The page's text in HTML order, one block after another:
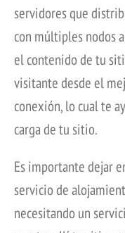
servidores que
con múltiples nodos
el contenido de tu
visitante desde el
conexión, lo cual te
carga de tu sitio.
Es importante dejar
servicio de
necesitando un